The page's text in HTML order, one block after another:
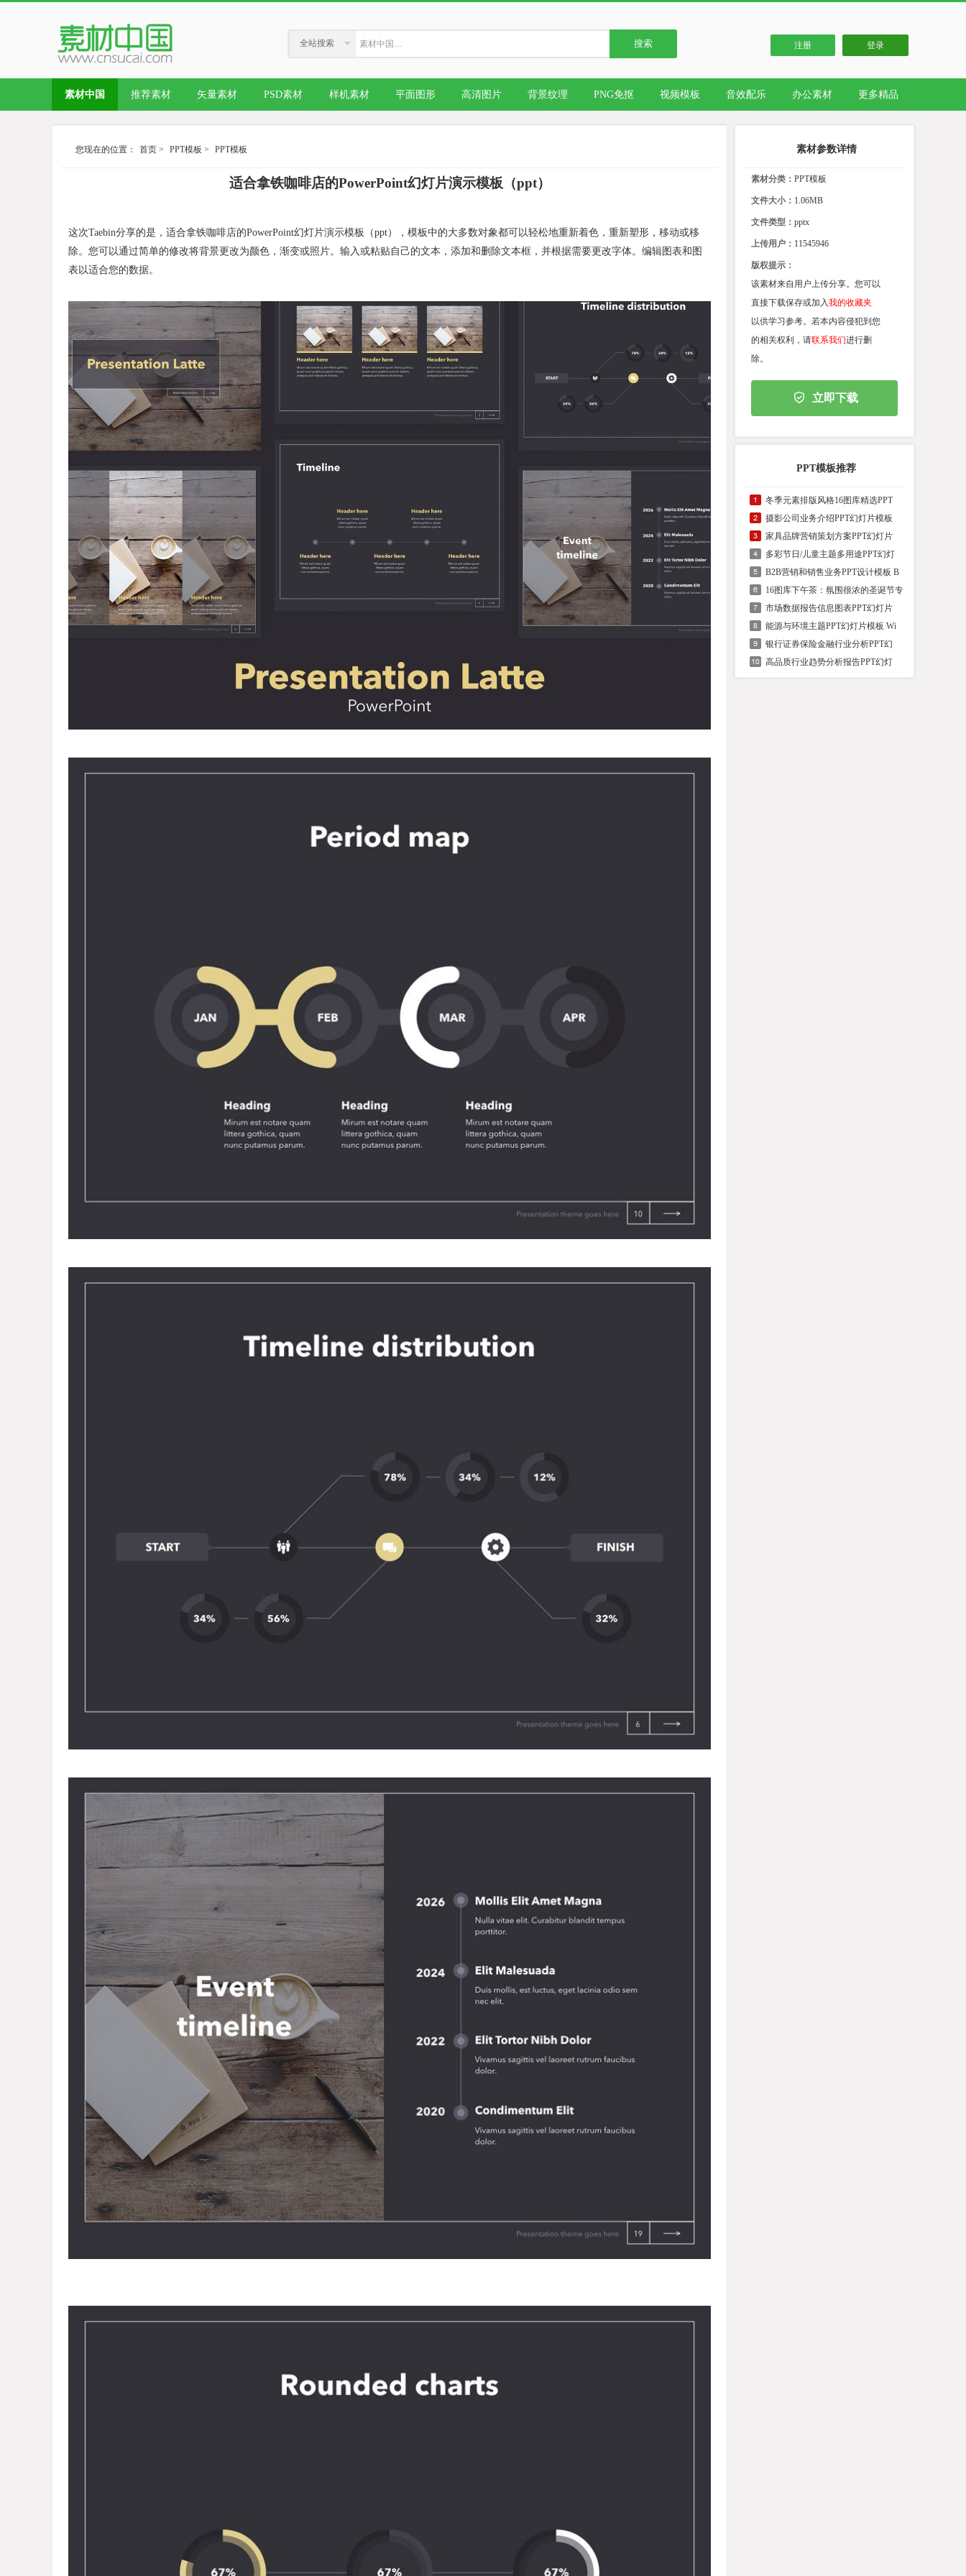
全站搜索 搜索 注册 登录
素材中国 推荐素材 矢量素材 PSD素材 样机素材 平面图形 高清图片 背景纹理 PNG免抠 视频模板 音效配乐 办公素材 更多精品
您现在的位置： 首页 > PPT模板 > PPT模板
适合拿铁咖啡店的PowerPoint幻灯片演示模板（ppt）
这次Taebin分享的是，适合拿铁咖啡店的PowerPoint幻灯片演示模板（ppt），模板中的大多数对象都可以轻松地重新着色，重新塑形，移动或移
除。您可以通过简单的修改将背景更改为颜色，渐变或照片。输入或粘贴自己的文本，添加和删除文本框，并根据需要更改字体。编辑图表和图
表以适合您的数据。
素材参数详情
素材分类： PPT模板
文件大小： 1.06MB
文件类型： pptx
上传用户： 11545946
版权提示：
该素材来自用户上传分享。您可以
直接下载保存或加入我的收藏夹
以供学习参考。若本内容侵犯到您
的相关权利，请联系我们进行删
除。
立即下载
PPT模板推荐
冬季元素排版风格16图库精选PPT
摄影公司业务介绍PPT幻灯片模板
家具品牌营销策划方案PPT幻灯片
多彩节日/儿童主题多用途PPT幻灯
B2B营销和销售业务PPT设计模板 B
16图库下午茶：氛围很浓的圣诞节专
市场数据报告信息图表PPT幻灯片
能源与环境主题PPT幻灯片模板 Wi
银行证券保险金融行业分析PPT幻
高品质行业趋势分析报告PPT幻灯